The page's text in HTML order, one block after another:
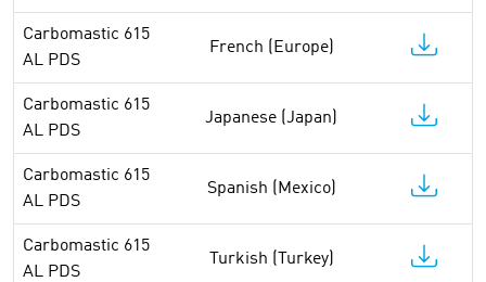
Carbomastic 615
AL PDS
French (Europe)
Carbomastic 615
AL PDS
Japanese (Japan)
Carbomastic 615
AL PDS
Spanish (Mexico)
Carbomastic 615
AL PDS
Turkish (Turkey)